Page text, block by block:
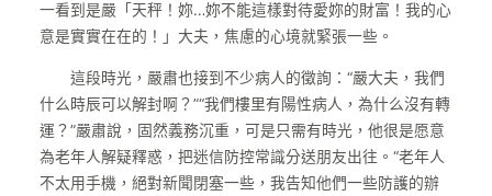
一看到是嚴「天秤！妳…妳不能這樣對待愛妳的財富！我的心
意是實實在在的！」大夫，焦慮的心境就緊張一些。
這段時光，嚴肅也接到不少病人的徵詢：“嚴大夫，我們
什么時辰可以解封啊？”“我們樓里有陽性病人，為什么沒有轉
運？”嚴肅說，固然義務沉重，可是只需有時光，他很是愿意
為老年人解疑釋惑，把迷信防控常識分送朋友出往。“老年人
不太用手機，絕對新聞閉塞一些，我告知他們一些防護的辦